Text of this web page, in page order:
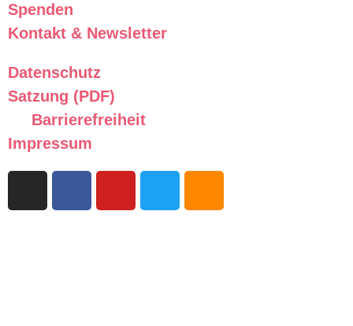
Spenden
Kontakt & Newsletter
Datenschutz
Satzung (PDF)
Barrierefreiheit
Impressum